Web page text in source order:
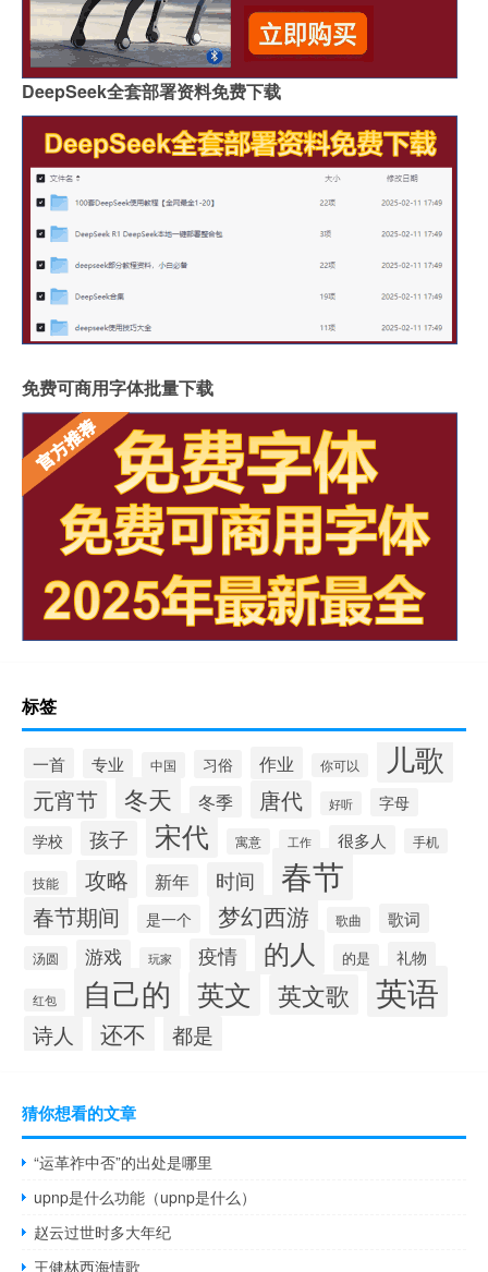
DeepSeek全套部署资料免费下载
免费可商用字体批量下载
标签
一首 专业 中国 习俗 作业 你可以 儿歌
元宵节 冬天 冬季 唐代 好听
字母
学校
孩子 宋代 寓意 工作 很多人 手机
技能 攻略 新年 时间 春节
春节期间 是一个 梦幻西游 歌曲 歌词
汤圆 游戏 玩家 疫情 的人 的是 礼物
红包 自己的 英文 英文歌 英语
诗人 还不 都是
猜你想看的文章
“运革祚中否”的出处是哪里
upnp是什么功能（upnp是什么）
赵云过世时多大年纪
王健林西海情歌